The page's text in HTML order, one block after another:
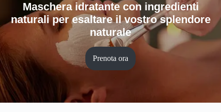
Maschera idratante con ingredienti
naturali per esaltare il vostro splendore
naturale
Prenota ora